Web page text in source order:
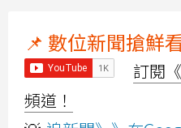
📌 數位新聞搶鮮
訂閱
頻道！